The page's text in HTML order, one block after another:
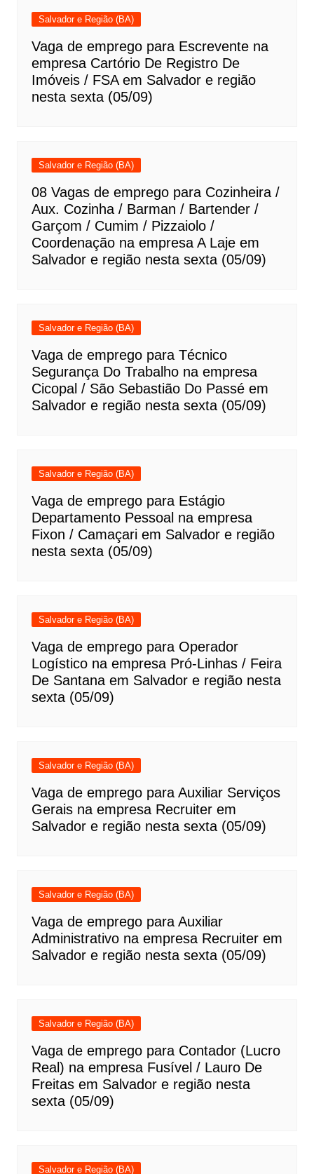
Salvador e Região (BA)
Vaga de emprego para Escrevente na
empresa Cartório De Registro De
Imóveis / FSA em Salvador e região
nesta sexta (05/09)
Salvador e Região (BA)
08 Vagas de emprego para Cozinheira /
Aux. Cozinha / Barman / Bartender /
Garçom / Cumim / Pizzaiolo /
Coordenação na empresa A Laje em
Salvador e região nesta sexta (05/09)
Salvador e Região (BA)
Vaga de emprego para Técnico
Segurança Do Trabalho na empresa
Cicopal / São Sebastião Do Passé em
Salvador e região nesta sexta (05/09)
Salvador e Região (BA)
Vaga de emprego para Estágio
Departamento Pessoal na empresa
Fixon / Camaçari em Salvador e região
nesta sexta (05/09)
Salvador e Região (BA)
Vaga de emprego para Operador
Logístico na empresa Pró-Linhas / Feira
De Santana em Salvador e região nesta
sexta (05/09)
Salvador e Região (BA)
Vaga de emprego para Auxiliar Serviços
Gerais na empresa Recruiter em
Salvador e região nesta sexta (05/09)
Salvador e Região (BA)
Vaga de emprego para Auxiliar
Administrativo na empresa Recruiter em
Salvador e região nesta sexta (05/09)
Salvador e Região (BA)
Vaga de emprego para Contador (Lucro
Real) na empresa Fusível / Lauro De
Freitas em Salvador e região nesta
sexta (05/09)
Salvador e Região (BA)